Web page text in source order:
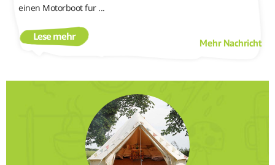
einen Motorboot fur ...
Lese mehr
Mehr Nachricht